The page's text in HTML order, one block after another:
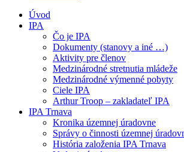
Úvod
IPA
Čo je IPA
Dokumenty (stanovy a iné …)
Aktivity pre členov
Medzinárodné stretnutia mládeže
Medzinárodné výmenné pobyty
Ciele IPA
Arthur Troop – zakladateľ IPA
IPA Trnava
Kronika územnej úradovne
Správy o činnosti územnej
História založenia IPA Trnava